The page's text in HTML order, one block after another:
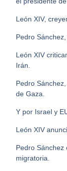
León XIV,
Pedro Sánchez,
León XIV
Irán.
Pedro
de Gaza.
Y por Israel y
León XIV
Pedro Sánchez
migratoria.